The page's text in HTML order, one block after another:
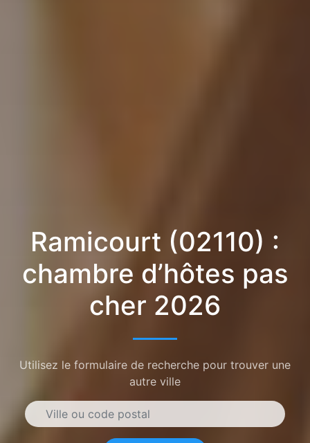
Ramicourt (02110) :
chambre d’hôtes pas
cher 2026
Utilisez le formulaire de recherche pour trouver une
autre ville